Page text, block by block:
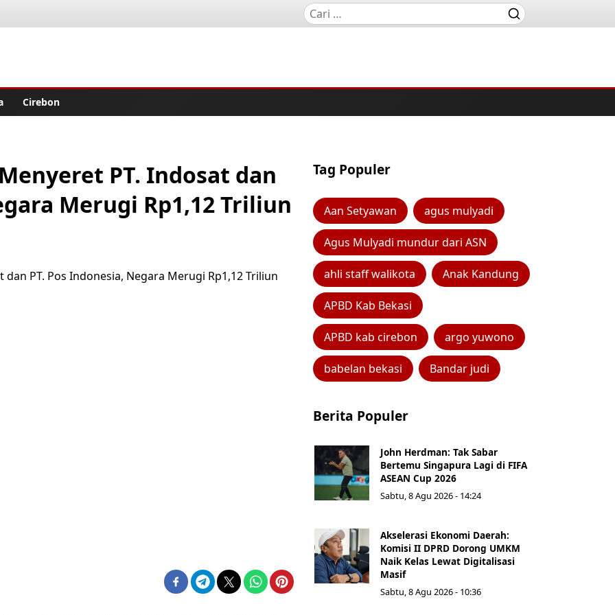
Cirebon
PT. Indosat dan
Merugi Rp1,12 Triliun
Tag Populer
Aan Setyawan agus mulyadi
Agus Mulyadi mundur dari ASN
ahli staff walikota Anak Kandung
APBD Kab Bekasi
APBD kab cirebon argo yuwono
babelan bekasi Bandar judi
Berita Populer
John Herdman: Tak Sabar
Bertemu Singapura Lagi di FIFA
ASEAN Cup 2026
Sabtu, 8 Agu 2026 - 14:24
Akselerasi Ekonomi Daerah:
Komisi II DPRD Dorong UMKM
Naik Kelas Lewat Digitalisasi
Masif
Sabtu, 8 Agu 2026 - 10:36